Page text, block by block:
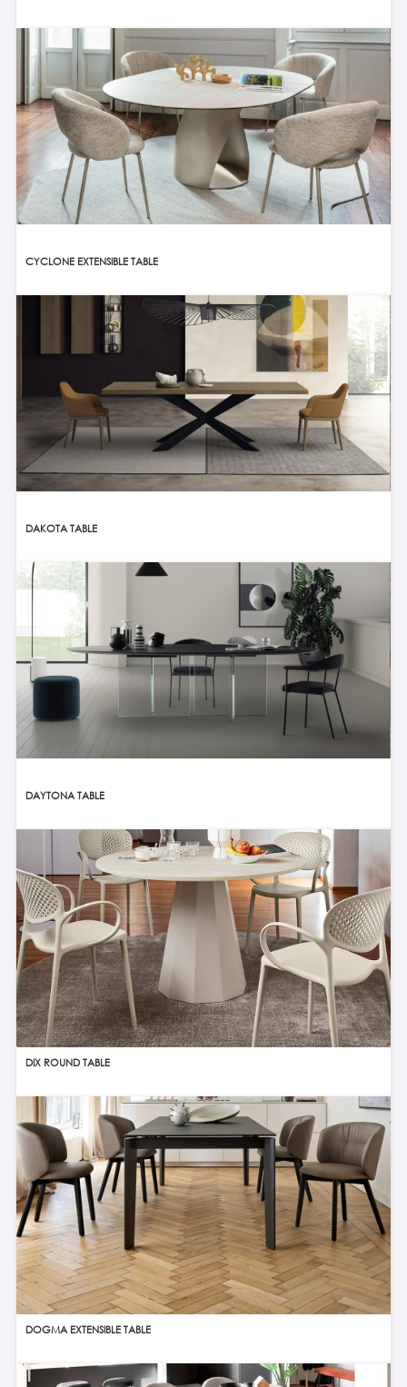
CYCLONE EXTENSIBLE TABLE
DAKOTA TABLE
DAYTONA TABLE
DIX ROUND TABLE
DOGMA EXTENSIBLE TABLE